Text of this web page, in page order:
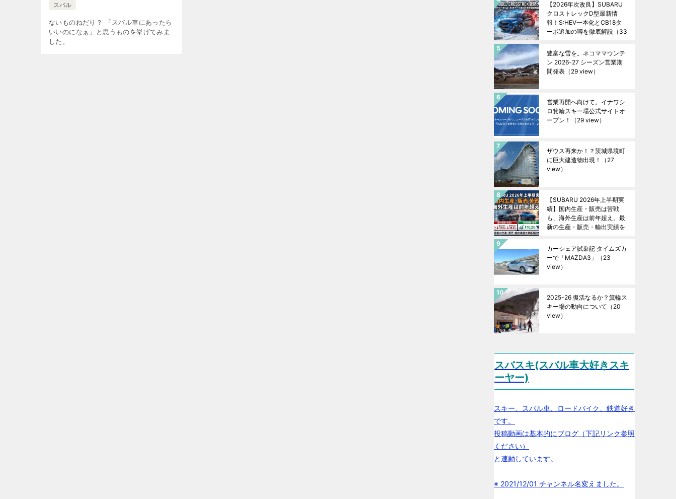
スバル
ないものねだり？ 「スバル車にあったら
いいのになぁ」と思うものを挙げてみま
した。
【2026年次改良】SUBARU
クロストレックD型最新情
報！S:HEV一本化とCB18タ
ーボ追加の噂を徹底解説 （33
豊富な雪を。ネコママウンテ
ン 2026-27 シーズン営業期
間発表 （29 view）
営業再開へ向けて。イナワシ
ロ箕輪スキー場公式サイトオ
ープン！
（29 view）
ザウス再来か！？茨城県境町
に巨大建造物出現！
（27
view）
【SUBARU 2026年上半期実
績】国内生産・販売は苦戦
も、海外生産は前年超え。最
新の生産・販売・輸出実績を
カーシェア試乗記 タイムズカ
ーで「MAZDA3」
（23
view）
2025-26 復活なるか？箕輪ス
キー場の動向について （20
view）
スバスキ(スバル車大好きスキ
ーヤー)
スキー、スバル車、ロードバイク、鉄道好き
です。
投稿動画は基本的にブログ（下記リンク参照
ください）
と連動しています。
※ 2021/12/01 チャンネル名変えました。